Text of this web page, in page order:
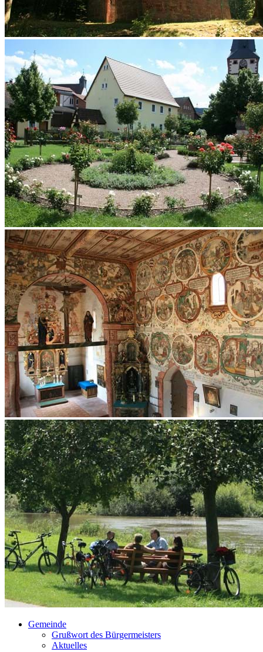
Gemeinde
Grußwort des Bürgermeisters
Aktuelles